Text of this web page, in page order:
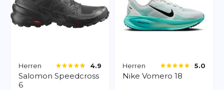
Herren 4.9
Salomon Speedcross
6
Herren 5.0
Nike Vomero 18